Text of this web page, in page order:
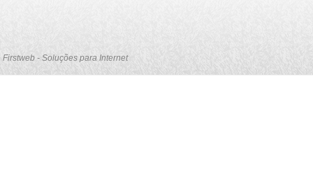
Firstweb - Soluções para Internet